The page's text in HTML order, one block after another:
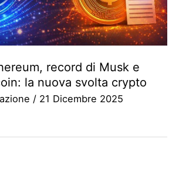
record di Musk e
la nuova svolta crypto
/ 21 Dicembre 2025